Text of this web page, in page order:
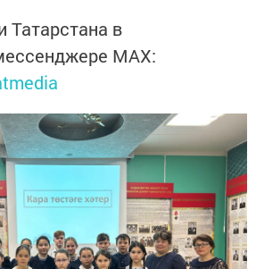
Татарстана в
MАХ: